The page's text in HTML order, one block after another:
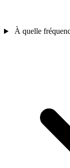
À quelle